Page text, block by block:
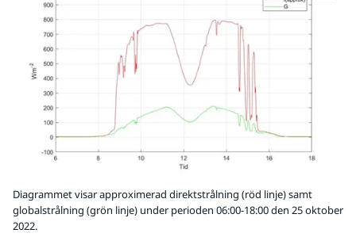
Diagrammet visar approximerad direktstrålning (röd linje) samt
globalstrålning (grön linje) under perioden 06:00-18:00 den 25 oktober
2022.